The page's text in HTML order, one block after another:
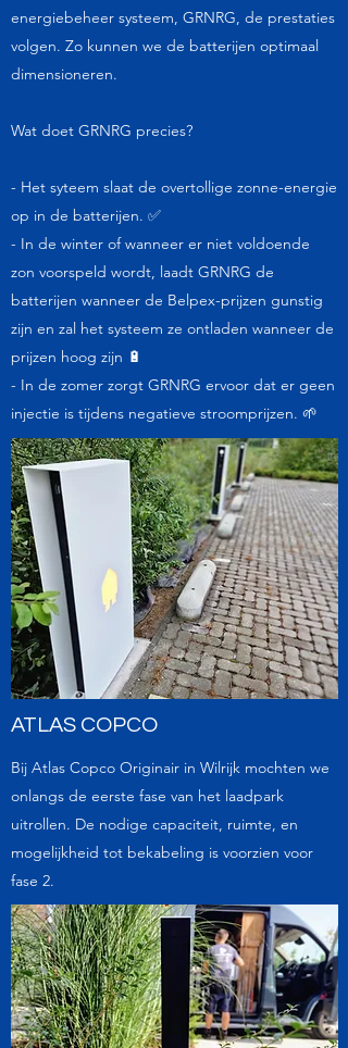
energiebeheer systeem, GRNRG, de prestaties
volgen. Zo kunnen we de batterijen optimaal
dimensioneren.
Wat doet GRNRG precies?
- Het syteem slaat de overtollige zonne-energie
op in de batterijen. ✅
- In de winter of wanneer er niet voldoende
zon voorspeld wordt, laadt GRNRG de
batterijen wanneer de Belpex-prijzen gunstig
zijn en zal het systeem ze ontladen wanneer de
prijzen hoog zijn 🔋
- In de zomer zorgt GRNRG ervoor dat er geen
injectie is tijdens negatieve stroomprijzen. 🌱
ATLAS COPCO
Bij Atlas Copco Originair in Wilrijk mochten we
onlangs de eerste fase van het laadpark
uitrollen. De nodige capaciteit, ruimte, en
mogelijkheid tot bekabeling is voorzien voor
fase 2.